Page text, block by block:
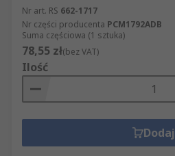
Nr art. RS 662-1717
Nr części producenta PCM1792ADB
Suma częściowa (1 sztuka)
78,55 zł(bez VAT)
Ilość
Dodaj